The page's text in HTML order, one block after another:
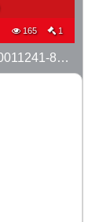
165 1
LOTE 08 - Pneus Ônibus - PROCESSO 0011241-88.2022-6ª CONTAGEM